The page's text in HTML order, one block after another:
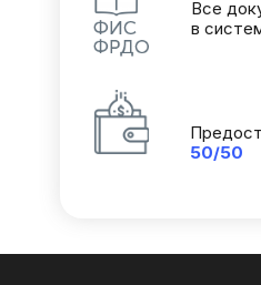
Все
в
50/50